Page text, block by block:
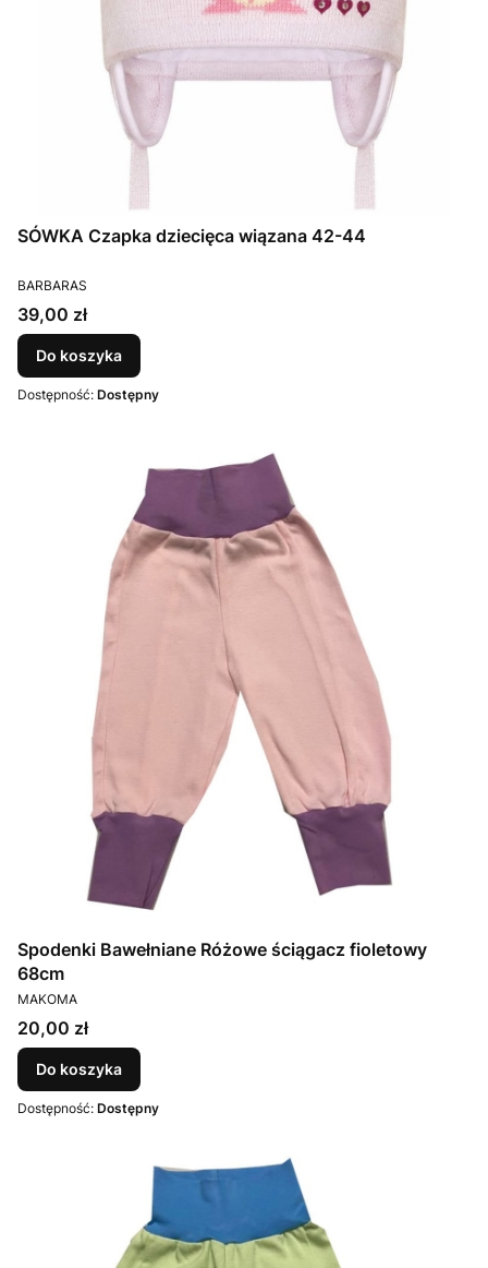
SÓWKA Czapka dziecięca wiązana 42-44
PRODUCENT
BARBARAS
Cena
39,00 zł
Do koszyka
Dostępność: Dostępny
Spodenki Bawełniane Różowe ściągacz fioletowy
68cm
PRODUCENT
MAKOMA
Cena
20,00 zł
Do koszyka
Dostępność: Dostępny